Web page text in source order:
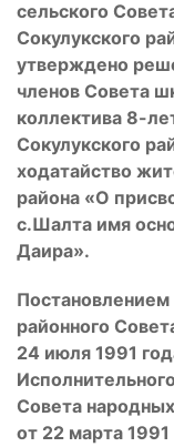
сельского
Сокулукского
утверждено
членов Совета
коллектива 8-
Сокулукского
ходатайство
района «О
с.Шалта имя
Даира».
районного
24 июля 1991
Совета
от 22 марта